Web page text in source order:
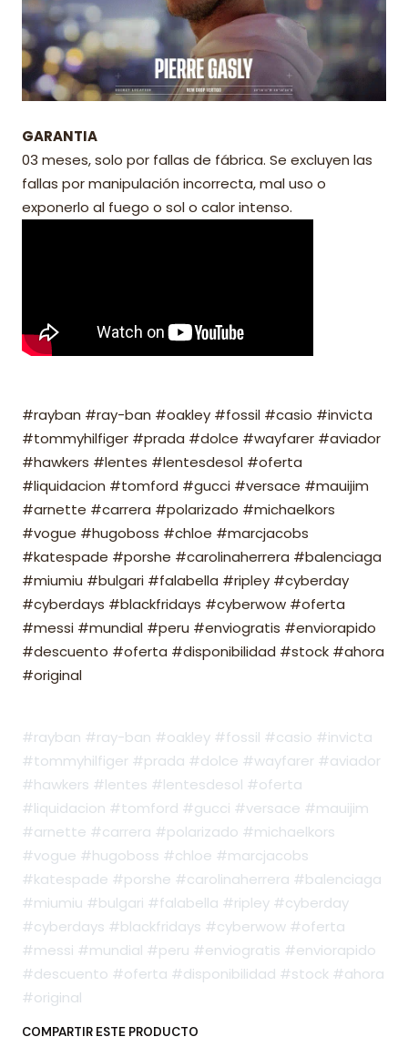
GARANTIA
03 meses, solo por fallas de fábrica. Se excluyen las
fallas por manipulación incorrecta, mal uso o
exponerlo al fuego o sol o calor intenso.
#rayban #ray-ban #oakley #fossil #casio #invicta
#tommyhilfiger #prada #dolce #wayfarer #aviador
#hawkers #lentes #lentesdesol #oferta
#liquidacion #tomford #gucci #versace #mauijim
#arnette #carrera #polarizado #michaelkors
#vogue #hugoboss #chloe #marcjacobs
#katespade #porshe #carolinaherrera #balenciaga
#miumiu #bulgari #falabella #ripley #cyberday
#cyberdays #blackfridays #cyberwow #oferta
#messi #mundial #peru #enviogratis #enviorapido
#descuento #oferta #disponibilidad #stock #ahora
#original
#rayban #ray-ban #oakley #fossil #casio #invicta
#tommyhilfiger #prada #dolce #wayfarer #aviador
#hawkers #lentes #lentesdesol #oferta
#liquidacion #tomford #gucci #versace #mauijim
#arnette #carrera #polarizado #michaelkors
#vogue #hugoboss #chloe #marcjacobs
#katespade #porshe #carolinaherrera #balenciaga
#miumiu #bulgari #falabella #ripley #cyberday
#cyberdays #blackfridays #cyberwow #oferta
#messi #mundial #peru #enviogratis #enviorapido
#descuento #oferta #disponibilidad #stock #ahora
#original
COMPARTIR ESTE PRODUCTO